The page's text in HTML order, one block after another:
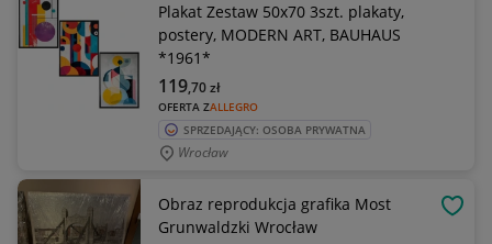
Plakat Zestaw 50x70 3szt. plakaty,
postery, MODERN ART, BAUHAUS
*1961*
OFERTA ZALLEGRO
119,70zł
SPRZEDAJĄCY: OSOBA PRYWATNA
Wrocław
Obraz reprodukcja grafika Most
Grunwaldzki Wrocław